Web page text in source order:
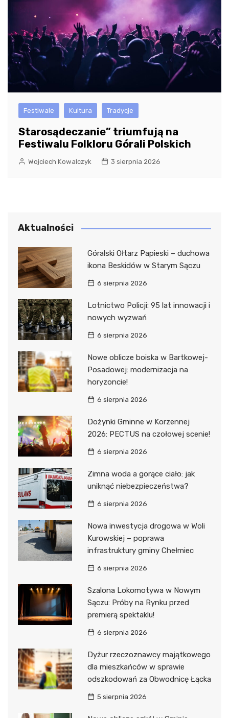
Festiwale Kultura Tradycje
Starosądeczanie” triumfują na
Festiwalu Folkloru Górali Polskich
Wojciech Kowalczyk 3 sierpnia 2026
Aktualności
Góralski Ołtarz Papieski – duchowa
ikona Beskidów w Starym Sączu
6 sierpnia 2026
Lotnictwo Policji: 95 lat innowacji i
nowych wyzwań
6 sierpnia 2026
Nowe oblicze boiska w Bartkowej-
Posadowej: modernizacja na
horyzoncie!
6 sierpnia 2026
Dożynki Gminne w Korzennej
2026: PECTUS na czołowej scenie!
6 sierpnia 2026
Zimna woda a gorące ciało: jak
uniknąć niebezpieczeństwa?
6 sierpnia 2026
Nowa inwestycja drogowa w Woli
Kurowskiej – poprawa
infrastruktury gminy Chełmiec
6 sierpnia 2026
Szalona Lokomotywa w Nowym
Sączu: Próby na Rynku przed
premierą spektaklu!
6 sierpnia 2026
Dyżur rzeczoznawcy majątkowego
dla mieszkańców w sprawie
odszkodowań za Obwodnicę Łącka
5 sierpnia 2026